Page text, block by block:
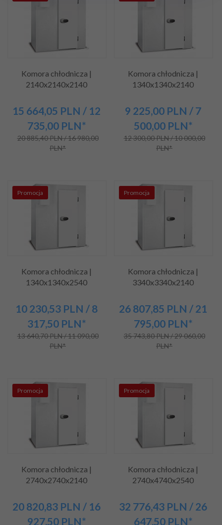
Komora chłodnicza |
2140x2140x2140
15 664,05 PLN / 12
735,00 PLN*
20 885,40 PLN / 16 980,00
PLN*
Komora chłodnicza |
1340x1340x2140
9 225,00 PLN / 7
500,00 PLN*
12 300,00 PLN / 10 000,00
PLN*
Promocja
Komora chłodnicza |
1340x1340x2540
10 230,53 PLN / 8
317,50 PLN*
13 640,70 PLN / 11 090,00
PLN*
Promocja
Komora chłodnicza |
3340x3340x2140
26 807,85 PLN / 21
795,00 PLN*
35 743,80 PLN / 29 060,00
PLN*
Promocja
Komora chłodnicza |
2740x2740x2140
20 820,83 PLN / 16
927,50 PLN*
Promocja
Komora chłodnicza |
2740x4740x2540
32 776,43 PLN / 26
647,50 PLN*